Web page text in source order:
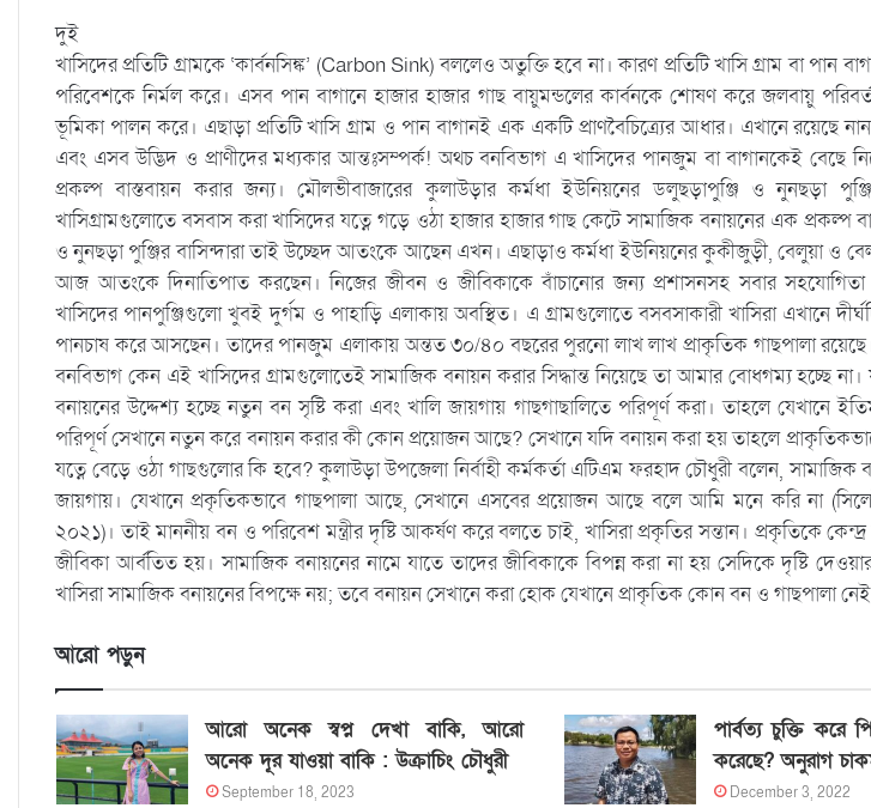
দুই
খাসিদের প্রতিটি গ্রামকে ‘কার্বনসিঙ্ক’ (Carbon Sink) বললেও অতুক্তি হবে না। কারণ প্রতিটি খাসি গ্রাম বা পান
পরিবেশকে নির্মল করে। এসব পান বাগানে হাজার হাজার গাছ বায়ুমন্ডলের কার্বনকে শোষণ করে জলবায়ু
ভূমিকা পালন করে। এছাড়া প্রতিটি খাসি গ্রাম ও পান বাগানই এক একটি প্রাণবৈচিত্র্যের আধার। এখানে রয়েছে
এবং এসব উদ্ভিদ ও প্রাণীদের মধ্যকার আন্তঃসম্পর্ক! অথচ বনবিভাগ এ খাসিদের পানজুম বা বাগানকেই বেছে
প্রকল্প বাস্তবায়ন করার জন্য। মৌলভীবাজারের কুলাউড়ার কর্মধা ইউনিয়নের ডলুছড়াপুঞ্জি ও নুনছড়া
খাসিগ্রামগুলোতে বসবাস করা খাসিদের যত্নে গড়ে ওঠা হাজার হাজার গাছ কেটে সামাজিক বনায়নের এক প্রকল্প
ও নুনছড়া পুঞ্জির বাসিন্দারা তাই উচ্ছেদ আতংকে আছেন এখন। এছাড়াও কর্মধা ইউনিয়নের কুকীজুড়ী, বেলুয়া ও
আজ আতংকে দিনাতিপাত করছেন। নিজের জীবন ও জীবিকাকে বাঁচানোর জন্য প্রশাসনসহ সবার
খাসিদের পানপুঞ্জিগুলো খুবই দুর্গম ও পাহাড়ি এলাকায় অবস্থিত। এ গ্রামগুলোতে বসবসাকারী খাসিরা এখানে
পানচাষ করে আসছেন। তাদের পানজুম এলাকায় অন্তত ৩০/৪০ বছরের পুরনো লাখ লাখ প্রাকৃতিক গাছপালা
বনবিভাগ কেন এই খাসিদের গ্রামগুলোতেই সামাজিক বনায়ন করার সিদ্ধান্ত নিয়েছে তা আমার বোধগম্য হচ্ছে
বনায়নের উদ্দেশ্য হচ্ছে নতুন বন সৃষ্টি করা এবং খালি জায়গায় গাছগাছালিতে পরিপূর্ণ করা। তাহলে যেখানে
পরিপূর্ণ সেখানে নতুন করে বনায়ন করার কী কোন প্রয়োজন আছে? সেখানে যদি বনায়ন করা হয় তাহলে
যত্নে বেড়ে ওঠা গাছগুলোর কি হবে? কুলাউড়া উপজেলা নির্বাহী কর্মকর্তা এটিএম ফরহাদ চৌধুরী বলেন, সামাজিক
জায়গায়। যেখানে প্রকৃতিকভাবে গাছপালা আছে, সেখানে এসবের প্রয়োজন আছে বলে আমি মনে করি না
২০২১)। তাই মাননীয় বন ও পরিবেশ মন্ত্রীর দৃষ্টি আকর্ষণ করে বলতে চাই, খাসিরা প্রকৃতির সন্তান। প্রকৃতিকে
জীবিকা আর্বতিত হয়। সামাজিক বনায়নের নামে যাতে তাদের জীবিকাকে বিপন্ন করা না হয় সেদিকে দৃষ্টি
খাসিরা সামাজিক বনায়নের বিপক্ষে নয়; তবে বনায়ন সেখানে করা হোক যেখানে প্রাকৃতিক কোন বন ও গাছপালা
আরো পড়ুন
আরো অনেক স্বপ্ন দেখা বাকি, আরো
অনেক দূর যাওয়া বাকি : উক্রাচিং চৌধুরী
September 18, 2023
পার্বত্য চুক্তি
করেছে? অনুরাগ
December 3, 2022